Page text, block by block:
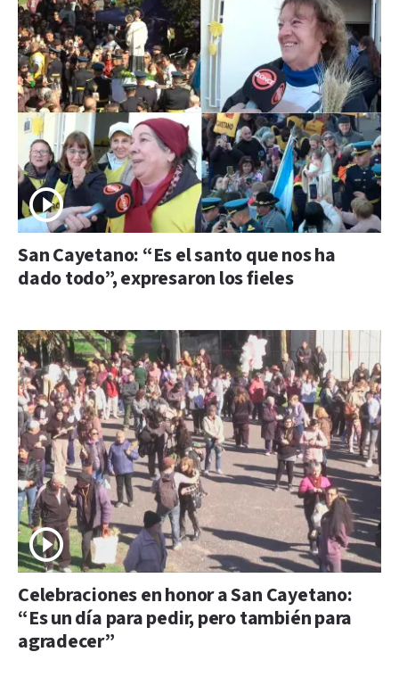
San Cayetano: “Es el santo que nos ha
dado todo”, expresaron los fieles
Celebraciones en honor a San Cayetano:
“Es un día para pedir, pero también para
agradecer”